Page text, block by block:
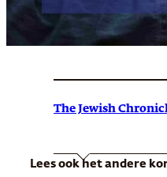
The Jewish
Lees ook het andere